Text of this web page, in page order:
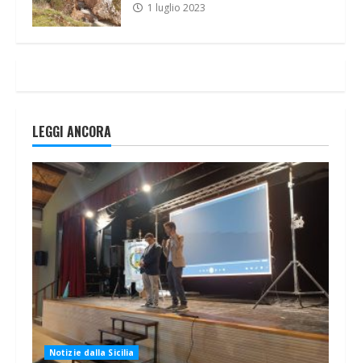
1 luglio 2023
LEGGI ANCORA
Notizie dalla Sicilia